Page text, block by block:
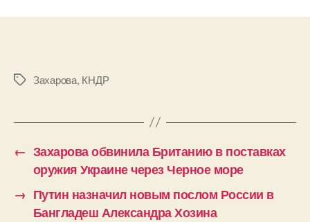
МеткиЗахарова, КНДР
← Захарова обвинила Британию в поставках
оружия Украине через Черное море
→ Путин назначил новым послом России в
Бангладеш Александра Хозина